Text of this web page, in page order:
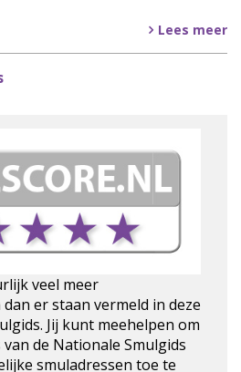
Lees meer
veel meer
er staan vermeld in deze
Jij kunt meehelpen om
de Nationale Smulgids
smuladressen toe te